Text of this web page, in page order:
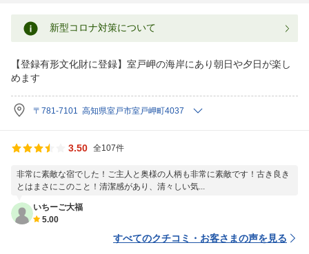
新型コロナ対策について
【登録有形文化財に登録】室戸岬の海岸にあり朝日や夕日が楽し
めます
〒781-7101 高知県室戸市室戸岬町4037
3.50 全107件
非常に素敵な宿でした！ご主人と奥様の人柄も非常に素敵です！古き良き
とはまさにこのこと！清潔感があり、清々しい気...
いちーご大福
5.00
すべてのクチコミ・お客さまの声を見る